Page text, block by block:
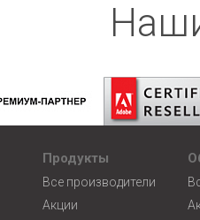
Продукты
Все производители
Акции